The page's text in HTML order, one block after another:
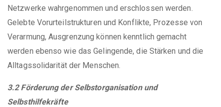
Netzwerke wahrgenommen und erschlossen werden.
Gelebte Vorurteilstrukturen und Konflikte, Prozesse von
Verarmung, Ausgrenzung können kenntlich gemacht
werden ebenso wie das Gelingende, die Stärken und die
Alltagssolidarität der Menschen.
3.2 Förderung der Selbstorganisation und
Selbsthilfekräfte